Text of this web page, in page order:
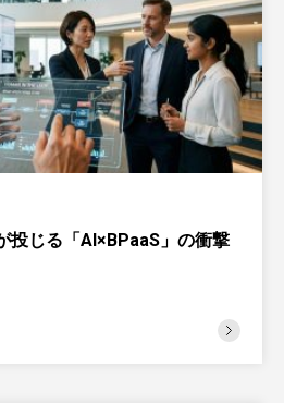
投じる「AI×BPaaS」の衝撃